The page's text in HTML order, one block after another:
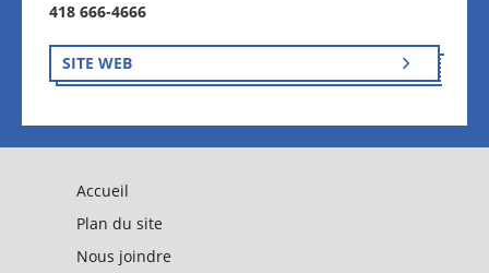
418 666-4666
SITE WEB
Accueil
Plan du site
Nous joindre